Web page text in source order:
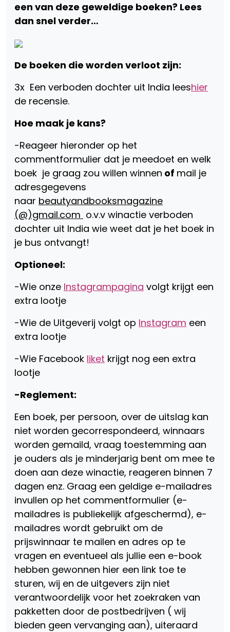
een van deze geweldige boeken? Lees
dan snel verder…
De boeken die worden verloot zijn:
3x Een verboden dochter uit India leeshier
de recensie.
Hoe maak je kans?
-Reageer hieronder op het
commentformulier dat je meedoet en welk
boek je graag zou willen winnen of mail je
adresgegevens
naar beautyandbooksmagazine
(@)gmail.com o.v.v winactie verboden
dochter uit India wie weet dat je het boek in
je bus ontvangt!
Optioneel:
-Wie onze Instagrampagina volgt krijgt een
extra lootje
-Wie de Uitgeverij volgt op Instagram een
extra lootje
-Wie Facebook liket krijgt nog een extra
lootje
-Reglement:
Een boek, per persoon, over de uitslag kan
niet worden gecorrespondeerd, winnaars
worden gemaild, vraag toestemming aan
je ouders als je minderjarig bent om mee te
doen aan deze winactie, reageren binnen 7
dagen enz. Graag een geldige e-mailadres
invullen op het commentformulier (e-
mailadres is publiekelijk afgeschermd), e-
mailadres wordt gebruikt om de
prijswinnaar te mailen en adres op te
vragen en eventueel als jullie een e-book
hebben gewonnen hier een link toe te
sturen, wij en de uitgevers zijn niet
verantwoordelijk voor het zoekraken van
pakketten door de postbedrijven ( wij
bieden geen vervanging aan), uiteraard